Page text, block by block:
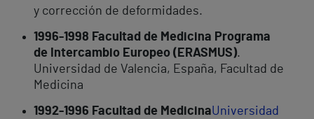
y corrección de deformidades.
1996-1998 Facultad de Medicina Programa
de Intercambio Europeo (ERASMUS).
Universidad de Valencia, España, Facultad de
Medicina
1992-1996 Facultad de MedicinaUniversidad